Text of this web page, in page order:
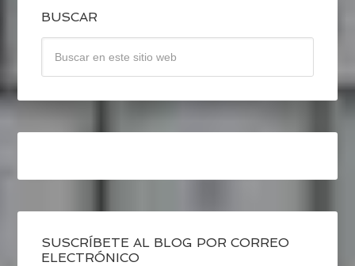
BUSCAR
SUSCRÍBETE AL BLOG POR CORREO
ELECTRÓNICO